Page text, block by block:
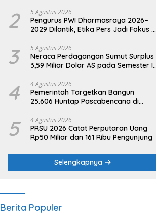
2 5 Agustus 2026
Pengurus PWI Dharmasraya 2026–
2029 Dilantik, Etika Pers Jadi Fokus di
3 5 Agustus 2026
Neraca Perdagangan Sumut Surplus
3,59 Miliar Dolar AS pada Semester I
4 4 Agustus 2026
Pemerintah Targetkan Bangun
25.606 Huntap Pascabencana di
5 4 Agustus 2026
PRSU 2026 Catat Perputaran Uang
Rp50 Miliar dan 161 Ribu Pengunjung
Selengkapnya
Berita Populer